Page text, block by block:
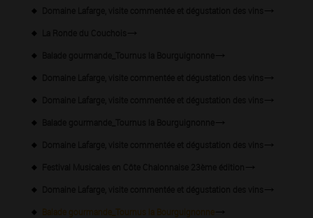
Balade gourmande_Tournus la Bourguignonne